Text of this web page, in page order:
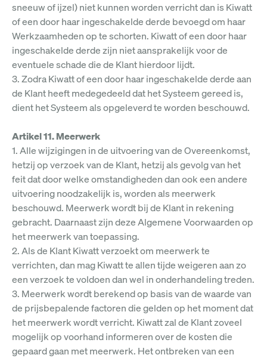
sneeuw of ijzel) niet kunnen worden verricht dan is Kiwatt
of een door haar ingeschakelde derde bevoegd om haar
Werkzaamheden op te schorten. Kiwatt of een door haar
ingeschakelde derde zijn niet aansprakelijk voor de
eventuele schade die de Klant hierdoor lijdt.
3. Zodra Kiwatt of een door haar ingeschakelde derde aan
de Klant heeft medegedeeld dat het Systeem gereed is,
dient het Systeem als opgeleverd te worden beschouwd.
Artikel 11. Meerwerk
1. Alle wijzigingen in de uitvoering van de Overeenkomst,
hetzij op verzoek van de Klant, hetzij als gevolg van het
feit dat door welke omstandigheden dan ook een andere
uitvoering noodzakelijk is, worden als meerwerk
beschouwd. Meerwerk wordt bij de Klant in rekening
gebracht. Daarnaast zijn deze Algemene Voorwaarden op
het meerwerk van toepassing.
2. Als de Klant Kiwatt verzoekt om meerwerk te
verrichten, dan mag Kiwatt te allen tijde weigeren aan zo
een verzoek te voldoen dan wel in onderhandeling treden.
3. Meerwerk wordt berekend op basis van de waarde van
de prijsbepalende factoren die gelden op het moment dat
het meerwerk wordt verricht. Kiwatt zal de Klant zoveel
mogelijk op voorhand informeren over de kosten die
gepaard gaan met meerwerk. Het ontbreken van een